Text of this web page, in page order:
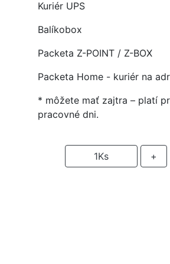
Kuriér UPS
Balíkobox
Packeta Z-POINT / Z-BOX
Packeta Home - kuriér na
* môžete mať zajtra – platí
pracovné dni.
1Ks +